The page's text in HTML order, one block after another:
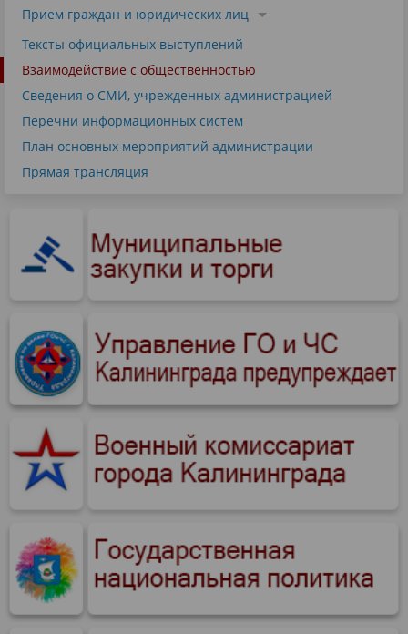
Прием граждан и юридических лиц
Тексты официальных выступлений
Взаимодействие с общественностью
Сведения о СМИ, учрежденных администрацией
Перечни информационных систем
План основных мероприятий администрации
Прямая трансляция